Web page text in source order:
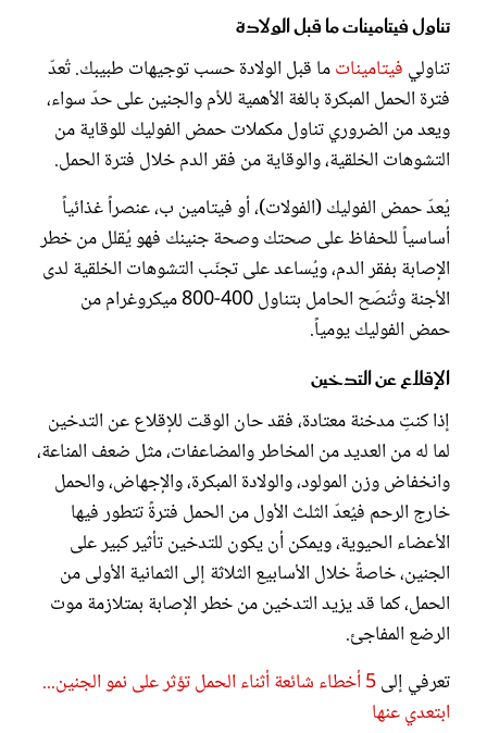
تناول فيتامينات ما قبل الولادة
تناولي فيتاميناتما قبل الولادة حسب توجيهات طبيبك. تُعدّ
فترة الحمل المبكرة بالغة الأهمية للأم والجنين على حدّ سواء،
ويعد من الضروري تناول مكملات حمض الفوليك للوقاية من
التشوهات الخلقية، والوقاية من فقر الدم خلال فترة الحمل.
يُعدّ حمض الفوليك (الفولات)، أو فيتامين ب، عنصراً غذائياً
أساسياً للحفاظ على صحتك وصحة جنينك فهو يُقلل من خطر
الإصابة بفقر الدم، ويُساعد على تجنّب التشوهات الخلقية لدى
الأجنة وتُنصَح الحامل بتناول 400-800 ميكروغرام من
حمض الفوليك يومياً.
الإقلاع عن التدخين
إذا كنتِ مدخنة معتادة، فقد حان الوقت للإقلاع عن التدخين
لما له من العديد من المخاطر والمضاعفات، مثل ضعف المناعة،
وانخفاض وزن المولود، والولادة المبكرة، والإجهاض، والحمل
خارج الرحم فيُعدّ الثلث الأول من الحمل فترةً تتطور فيها
الأعضاء الحيوية، ويمكن أن يكون للتدخين تأثير كبير على
الجنين، خاصةً خلال الأسابيع الثلاثة إلى الثمانية الأولى من
الحمل، كما قد يزيد التدخين من خطر الإصابة بمتلازمة موت
الرضع المفاجئ.
تعرفي إلى5 أخطاء شائعة أثناء الحمل تؤثر على نمو الجنين...
ابتعدي عنها